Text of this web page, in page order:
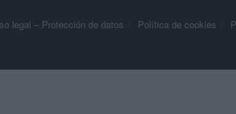
legal – Protección de datos Política de cookies